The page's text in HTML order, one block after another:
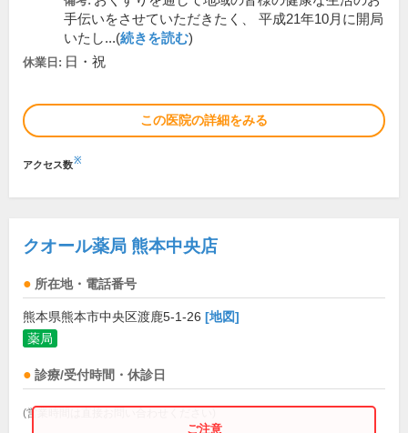
手伝いをさせていただきたく、 平成21年10月に開局
いたし...(続きを読む)
休業日: 日・祝
この医院の詳細をみる
アクセス数※
クオール薬局 熊本中央店
所在地・電話番号
熊本県熊本市中央区渡鹿5-1-26 [地図]
薬局
診療/受付時間・休診日
(営業時間は直接お問い合わせください)